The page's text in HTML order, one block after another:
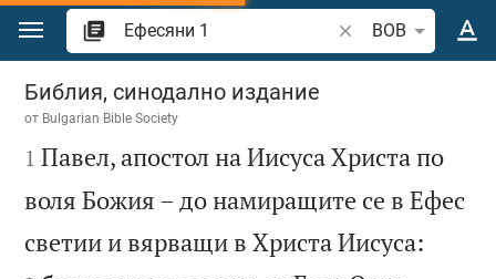
Преминете към съдържанието
Търсете стих или
BOB
Ефесяни 1
Библия, синодално издание
от Bulgarian Bible Society

1 Павел, апостол на Иисуса Христа по
воля Божия – до намиращите се в Ефес
светии и вярващи в Христа Иисуса: